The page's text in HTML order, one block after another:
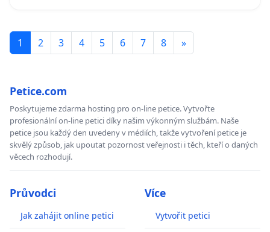
1 2 3 4 5 6 7 8 »
Petice.com
Poskytujeme zdarma hosting pro on-line petice. Vytvořte
profesionální on-line petici díky našim výkonným službám. Naše
petice jsou každý den uvedeny v médiích, takže vytvoření petice je
skvělý způsob, jak upoutat pozornost veřejnosti i těch, kteří o daných
věcech rozhodují.
Průvodci
Jak zahájit online petici
Více
Vytvořit petici